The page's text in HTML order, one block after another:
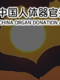
品牌官网